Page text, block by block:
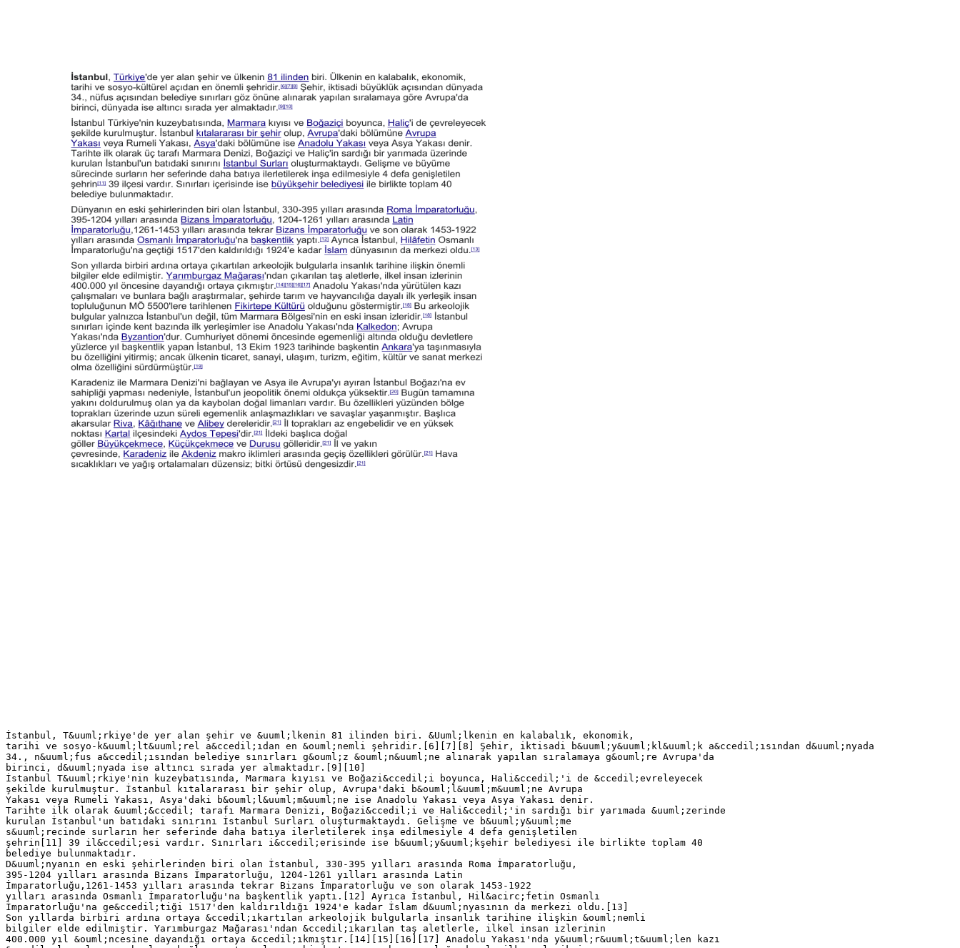
İstanbul, T&uuml;rkiye'de yer alan şehir ve &uuml;lkenin 81 ilinden biri. &Uuml;lkenin en kalabalık, ekonomik,
tarihi ve sosyo-k&uuml;lt&uuml;rel a&ccedil;ıdan en &ouml;nemli şehridir.[6][7][8] Şehir, iktisadi b&uuml;y&uuml;kl&uuml;k a&ccedil;ısından d&uuml;nyada
34., n&uuml;fus a&ccedil;ısından belediye sınırları g&ouml;z &ouml;n&uuml;ne alınarak yapılan sıralamaya g&ouml;re Avrupa'da
birinci, d&uuml;nyada ise altıncı sırada yer almaktadır.[9][10]
İstanbul T&uuml;rkiye'nin kuzeybatısında, Marmara kıyısı ve Boğazi&ccedil;i boyunca, Hali&ccedil;'i de &ccedil;evreleyecek
şekilde kurulmuştur. İstanbul kıtalararası bir şehir olup, Avrupa'daki b&ouml;l&uuml;m&uuml;ne Avrupa
Yakası veya Rumeli Yakası, Asya'daki b&ouml;l&uuml;m&uuml;ne ise Anadolu Yakası veya Asya Yakası denir.
Tarihte ilk olarak &uuml;&ccedil; tarafı Marmara Denizi, Boğazi&ccedil;i ve Hali&ccedil;'in sardığı bir yarımada &uuml;zerinde
kurulan İstanbul'un batıdaki sınırını İstanbul Surları oluşturmaktaydı. Gelişme ve b&uuml;y&uuml;me
s&uuml;recinde surların her seferinde daha batıya ilerletilerek inşa edilmesiyle 4 defa genişletilen
şehrin[11] 39 il&ccedil;esi vardır. Sınırları i&ccedil;erisinde ise b&uuml;y&uuml;kşehir belediyesi ile birlikte toplam 40
belediye bulunmaktadır.
D&uuml;nyanın en eski şehirlerinden biri olan İstanbul, 330-395 yılları arasında Roma İmparatorluğu,
395-1204 yılları arasında Bizans İmparatorluğu, 1204-1261 yılları arasında Latin
İmparatorluğu,1261-1453 yılları arasında tekrar Bizans İmparatorluğu ve son olarak 1453-1922
yılları arasında Osmanlı İmparatorluğu'na başkentlik yaptı.[12] Ayrıca İstanbul, Hil&acirc;fetin Osmanlı
İmparatorluğu'na ge&ccedil;tiği 1517'den kaldırıldığı 1924'e kadar İslam d&uuml;nyasının da merkezi oldu.[13]
Son yıllarda birbiri ardına ortaya &ccedil;ıkartılan arkeolojik bulgularla insanlık tarihine ilişkin &ouml;nemli
bilgiler elde edilmiştir. Yarımburgaz Mağarası'ndan &ccedil;ıkarılan taş aletlerle, ilkel insan izlerinin
400.000 yıl &ouml;ncesine dayandığı ortaya &ccedil;ıkmıştır.[14][15][16][17] Anadolu Yakası'nda y&uuml;r&uuml;t&uuml;len kazı